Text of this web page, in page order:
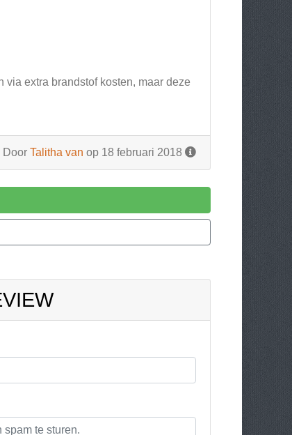
extra brandstof kosten, maar deze
Door Talitha van op 18 februari 2018